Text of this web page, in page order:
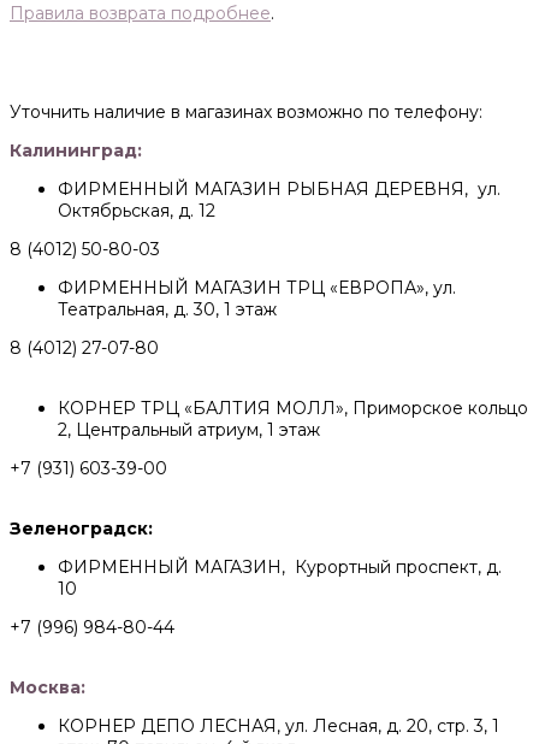
Правила возврата подробнее.
Уточнить наличие в магазинах возможно по телефону:
Калининград:
ФИРМЕННЫЙ МАГАЗИН РЫБНАЯ ДЕРЕВНЯ, ул.
Октябрьская, д. 12
8 (4012) 50-80-03
ФИРМЕННЫЙ МАГАЗИН ТРЦ «ЕВРОПА», ул.
Театральная, д. 30, 1 этаж
8 (4012) 27-07-80
КОРНЕР ТРЦ «БАЛТИЯ МОЛЛ», Приморское кольцо
2, Центральный атриум, 1 этаж
+7 (931) 603-39-00
Зеленоградск:
ФИРМЕННЫЙ МАГАЗИН, Курортный проспект, д.
10
+7 (996) 984-80-44
Москва:
КОРНЕР ДЕПО ЛЕСНАЯ, ул. Лесная, д. 20, стр. 3, 1